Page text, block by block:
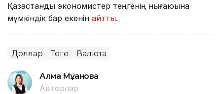
Қазақстандық экономистер теңгенің нығаюына
мүмкіндік бар екенін айтты.
Доллар Теңге Валюта
Алма Мұқанова
Авторлар